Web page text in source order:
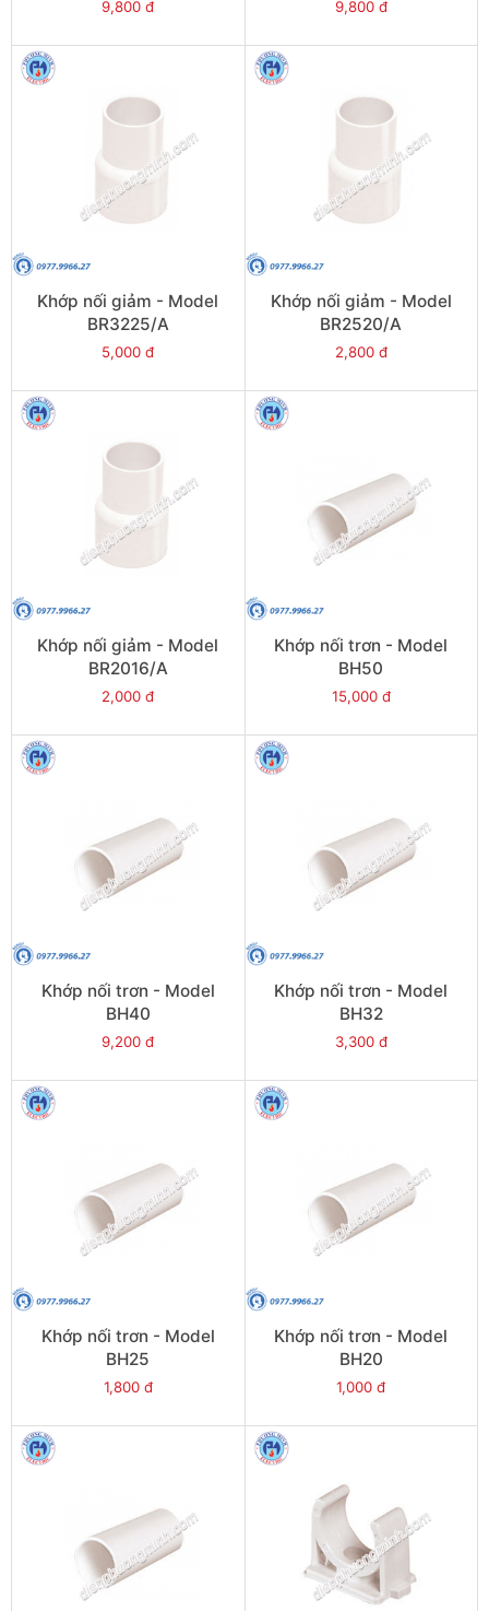
9,800 đ 9,800 đ
Khớp nối giảm - Model
BR3225/A
5,000 đ
Khớp nối giảm - Model
BR2520/A
2,800 đ
Khớp nối giảm - Model
BR2016/A
2,000 đ
Khớp nối trơn - Model
BH50
15,000 đ
Khớp nối trơn - Model
BH40
9,200 đ
Khớp nối trơn - Model
BH32
3,300 đ
Khớp nối trơn - Model
BH25
1,800 đ
Khớp nối trơn - Model
BH20
1,000 đ